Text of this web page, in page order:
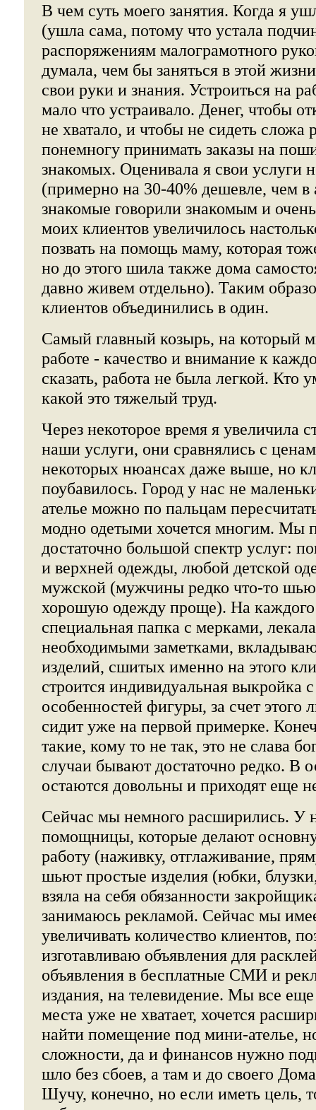
В чем суть моего занятия. Когда я
(ушла сама, потому что устала
распоряжениям малограмотного
думала, чем бы заняться в этой
свои руки и знания. Устроиться на
мало что устраивало. Денег, чтобы
не хватало, и чтобы не сидеть сложа
понемногу принимать заказы на
знакомых. Оценивала я свои услуги
(примерно на 30-40% дешевле, чем в
знакомые говорили знакомым и
моих клиентов увеличилось
позвать на помощь маму, которая
но до этого шила также дома
давно живем отдельно). Таким
клиентов объединились в один.
Самый главный козырь, на который
работе - качество и внимание к
сказать, работа не была легкой. Кто
какой это тяжелый труд.
Через некоторое время я увеличила
наши услуги, они сравнялись с
некоторых нюансах даже выше, но
поубавилось. Город у нас не
ателье можно по пальцам
модно одетыми хочется многим. Мы
достаточно большой спектр услуг:
и верхней одежды, любой детской
мужской (мужчины редко что-то
хорошую одежду проще). На каждого
специальная папка с мерками,
необходимыми заметками,
изделий, сшитых именно на этого
строится индивидуальная выкройка
особенностей фигуры, за счет
сидит уже на первой примерке.
такие, кому то не так, это не слава
случаи бывают достаточно редко. В
остаются довольны и приходят еще
Сейчас мы немного расширились. У
помощницы, которые делают
работу (наживку, отглаживание,
шьют простые изделия (юбки,
взяла на себя обязанности
занимаюсь рекламой. Сейчас мы
увеличивать количество клиентов,
изготавливаю объявления для
объявления в бесплатные СМИ и
издания, на телевидение. Мы все
места уже не хватает, хочется
найти помещение под мини-ателье,
сложности, да и финансов нужно
шло без сбоев, а там и до своего
Шучу, конечно, но если иметь цель,